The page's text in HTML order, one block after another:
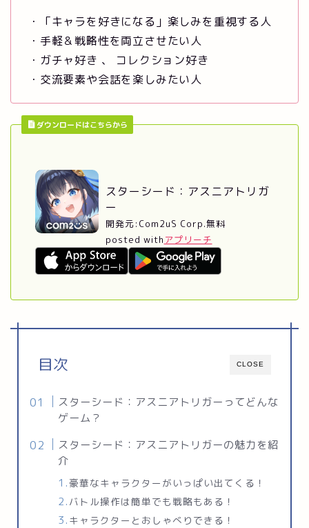
・「キャラを好きになる」楽しみを重視する人
・手軽＆戦略性を両立させたい人
・ガチャ好き 、 コレクション好き
・交流要素や会話を楽しみたい人
ダウンロードはこちらから
スターシード：アスニアトリガ
ー
開発元: Com2uS Corp.無料
posted with アプリーチ
CLOSE
目次
スターシード：アスニアトリガーってどんな
ゲーム？
スターシード：アスニアトリガーの魅力を紹
介
豪華なキャラクターがいっぱい出てくる！
バトル操作は簡単でも戦略もある！
キャラクターとおしゃべりできる！